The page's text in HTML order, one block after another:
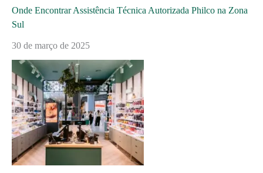
Onde Encontrar Assistência Técnica Autorizada Philco na Zona
Sul
30 de março de 2025